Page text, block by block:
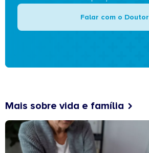
Falar com o Doutor
Mais sobre vida e família